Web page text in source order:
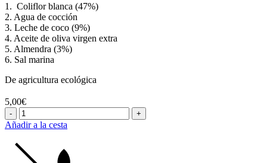
1. Coliflor blanca (47%)
2. Agua de cocción
3. Leche de coco (9%)
4. Aceite de oliva virgen extra
5. Almendra (3%)
6. Sal marina
De agricultura ecológica
5,00€
- +
Añadir a la cesta